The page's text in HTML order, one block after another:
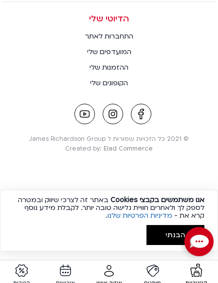
הדיוטי שלי
התחברות לאתר
המועדפים שלי
ההזמנות שלי
הקופונים שלי
facebook
link
instagram
link
© 2021 כל הזכויות שמורות ל James Richardson Group
Created by: Elad Commerce
אנו משתמשים בקבצי Cookies באתר זה לצרכי שיווק ובמטרה
לספק לך ולאחרים חוויית גלישה טובה יותר. לקבלת מידע נוסף
קרא את - מדיניות הפרטיות שלנו.
הבנתי